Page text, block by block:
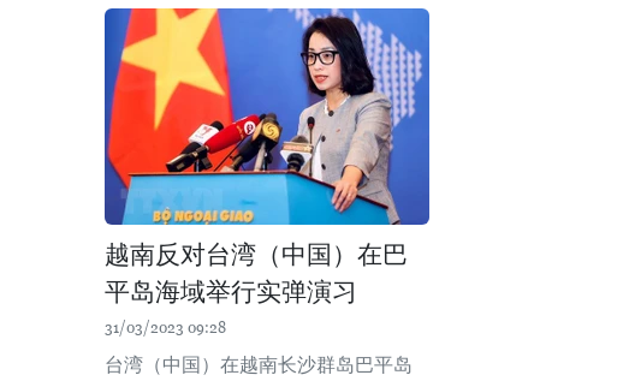
越南反对台湾（中国）在巴
平岛海域举行实弹演习
31/03/2023 09:28
台湾（中国）在越南长沙群岛巴平岛